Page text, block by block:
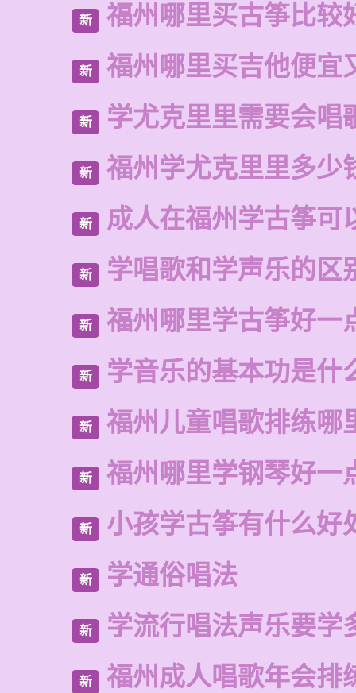
新 福州哪里买古筝比较
新 福州哪里买吉他便宜
新 学尤克里里需要会唱
新 福州学尤克里里多少
新 成人在福州学古筝可
新 学唱歌和学声乐的区
新 福州哪里学古筝好一
新 学音乐的基本功是什
新 福州儿童唱歌排练哪
新 福州哪里学钢琴好一
新 小孩学古筝有什么好
新 学通俗唱法
新 学流行唱法声乐要学
新 福州成人唱歌年会排